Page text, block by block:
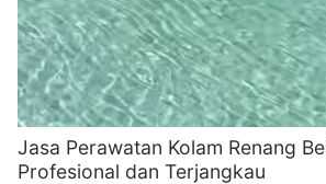
Jasa Perawatan Kolam Renang
Profesional dan Terjangkau